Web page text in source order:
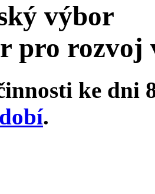
výbor
pro rozvoj
ke dni
.